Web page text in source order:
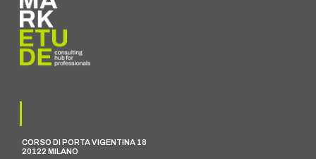
CORSO DI PORTA VIGENTINA 18
20122 MILANO